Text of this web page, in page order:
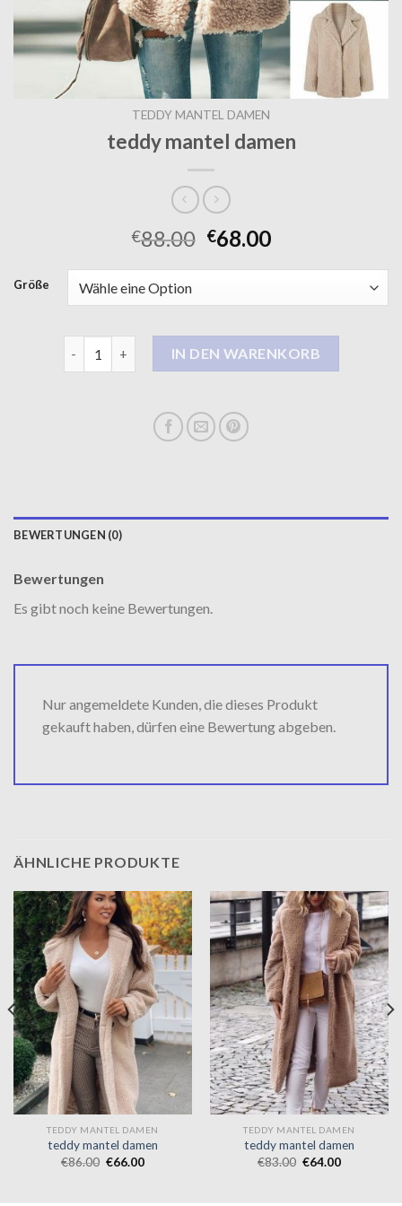
TEDDY MANTEL DAMEN
teddy mantel damen
€88.00 €68.00
Größe
teddy mantel damen MengeIN DEN WARENKORB
BEWERTUNGEN (0)
Bewertungen
Es gibt noch keine Bewertungen.
Nur angemeldete Kunden, die dieses Produkt
gekauft haben, dürfen eine Bewertung abgeben.
ÄHNLICHE PRODUKTE
TEDDY MANTEL DAMEN
teddy mantel damen
€86.00 €66.00
TEDDY MANTEL DAMEN
teddy mantel damen
€83.00 €64.00